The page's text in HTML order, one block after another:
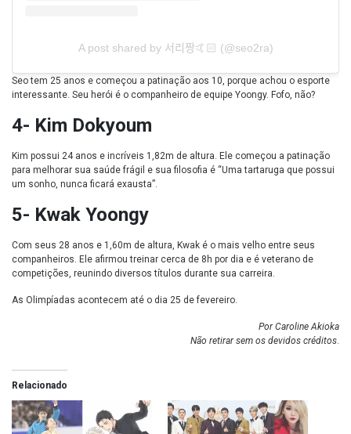
A post shared by 서리짱🤙🏻 (@seo2ra)
Seo tem 25 anos e começou a patinação aos 10, porque achou o esporte
interessante. Seu herói é o companheiro de equipe Yoongy. Fofo, não?
4- Kim Dokyoum
Kim possui 24 anos e incríveis 1,82m de altura. Ele começou a patinação
para melhorar sua saúde frágil e sua filosofia é “Uma tartaruga que possui
um sonho, nunca ficará exausta”.
5- Kwak Yoongy
Com seus 28 anos e 1,60m de altura, Kwak é o mais velho entre seus
companheiros. Ele afirmou treinar cerca de 8h por dia e é veterano de
competições, reunindo diversos títulos durante sua carreira.
As Olimpíadas acontecem até o dia 25 de fevereiro.
Por Caroline Akioka
Não retirar sem os devidos créditos.
Relacionado